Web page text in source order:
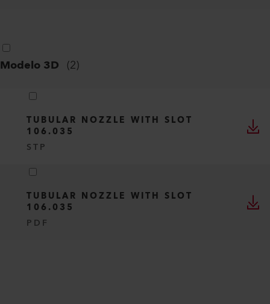
Modelo 3D (2)
TUBULAR NOZZLE WITH SLOT
106.035
STP
TUBULAR NOZZLE WITH SLOT
106.035
PDF